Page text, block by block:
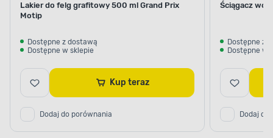
Lakier do felg grafitowy 500 ml Grand Prix
Motip
Dostępne z dostawą
Dostępne w sklepie
Kup teraz
Dodaj do porównania
Ściągacz
Dostępne z
Dostępne w
Dodaj do